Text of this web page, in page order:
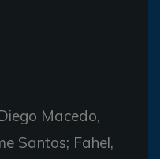
Macedo,
Santos; Fahel,